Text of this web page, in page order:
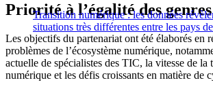
Transition numérique : les données
situations très différentes entre les pays
Priorité à l’égalité des genres
Les objectifs du partenariat ont été élaborés en
problèmes de l’écosystème numérique,
actuelle de spécialistes des TIC, la vitesse de la
numérique et les défis croissants en matière de